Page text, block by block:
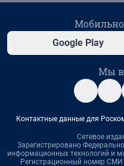
Google Play
Мы в
Контактные данные для
Сетевое
Зарегистрировано
информационных технологий и
Регистрационный номер